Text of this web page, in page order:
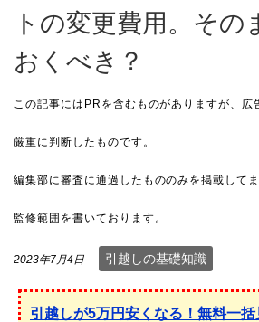
トの変更費用。その
おくべき？
2023年7月4日 引越しの基礎知識
引越しが5万円安くなる！無料一